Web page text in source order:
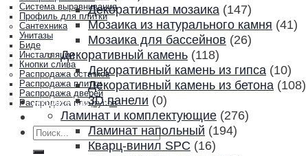
Система выравнивания
Профиль для плитки
Сантехника
Унитазы
Биде
Инсталляции
Кнопки слива
Распродажа остатков
Распродажа плитки
Распродажа дверей
Распродажа плинтусов
Акции и скидки
Контакты
Искать:
Декоративная мозаика (147)
Мозаика из натурального камня (41)
Мозаика для бассейнов (26)
Декоративный камень (118)
Декоративный камень из гипса (10)
Декоративный камень из бетона (108)
3D панели (0)
Ламинат и комплектующие (276)
Ламинат напольный (194)
Кварц-винил SPC (16)